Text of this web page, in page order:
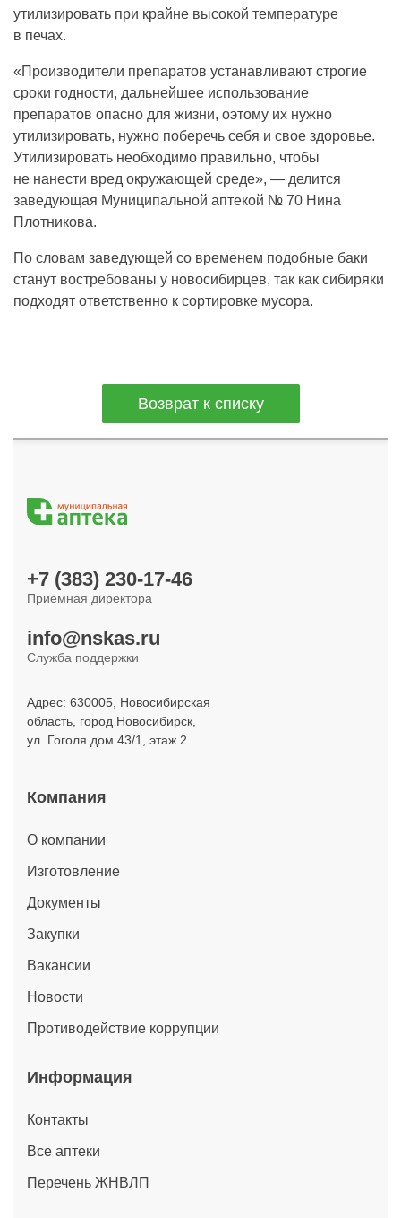
утилизировать при крайне высокой температуре
в печах.
«Производители препаратов устанавливают строгие
сроки годности, дальнейшее использование
препаратов опасно для жизни, оэтому их нужно
утилизировать, нужно поберечь себя и свое здоровье.
Утилизировать необходимо правильно, чтобы
не нанести вред окружающей среде», — делится
заведующая Муниципальной аптекой № 70 Нина
Плотникова.
По словам заведующей со временем подобные баки
станут востребованы у новосибирцев, так как сибиряки
подходят ответственно к сортировке мусора.
Возврат к списку
+7 (383) 230-17-46
Приемная директора
info@nskas.ru
Служба поддержки
Адрес: 630005, Новосибирская
область, город Новосибирск,
ул. Гоголя дом 43/1, этаж 2
Компания
О компании
Изготовление
Документы
Закупки
Вакансии
Новости
Противодействие коррупции
Информация
Контакты
Все аптеки
Перечень ЖНВЛП